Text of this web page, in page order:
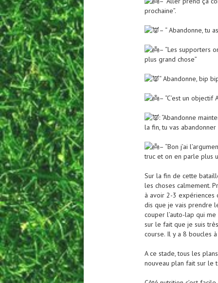
prochaine”.
– “ Abandonne, tu
– “Les supporters
plus grand chose”
“ Abandonne, bip
– “C’est un
: “Abandonne
la fin, tu vas
– “Bon j’ai
truc et on en parle plus
Sur la fin de cette
les choses calmement.
à avoir 2-3 expériences
dis que je vais prendre
couper l’auto-lap qui
sur le fait que je suis
course. Il y a 8 boucles
A ce stade, tous les
nouveau plan fait sur le